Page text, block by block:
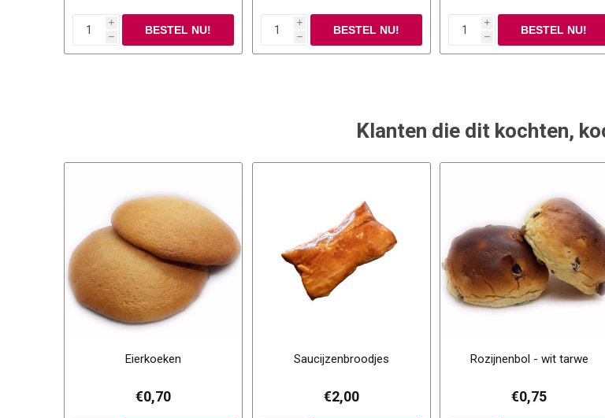
i
h
i
h
i
h
Klanten die dit kochten,
Eierkoeken
€0,70
Saucijzenbroodjes
€2,00
Rozijnenbol - wit tarwe
€0,75